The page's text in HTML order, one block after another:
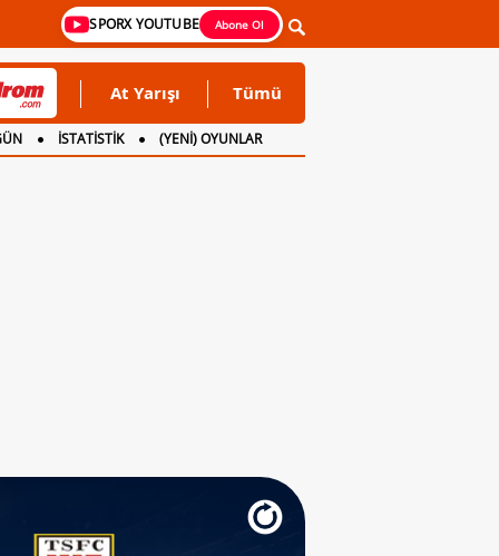
SPORX YOUTUBE Abone Ol
At Yarışı Tümü
İSTATİSTİK (YENİ) OYUNLAR